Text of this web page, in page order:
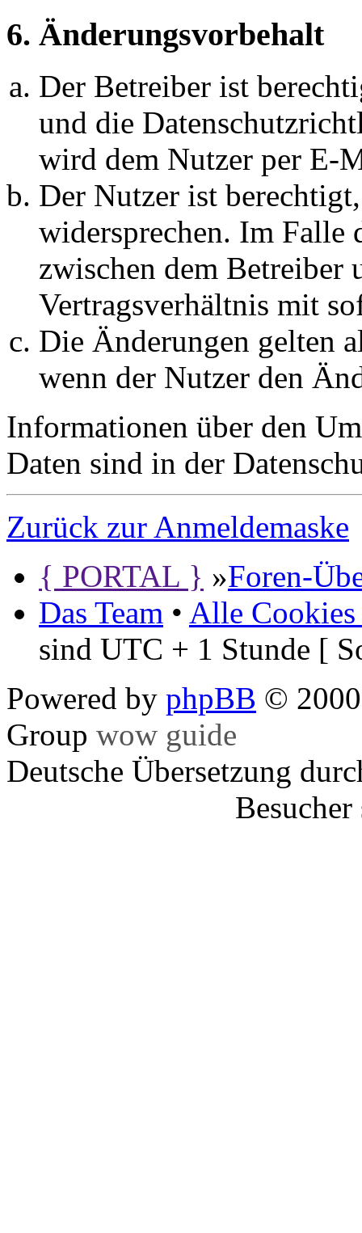
6. Änderungsvorbehalt
Der Betreiber ist
und die
wird dem Nutzer per E-
Der Nutzer ist
widersprechen. Im Falle
zwischen dem Betreiber
Vertragsverhältnis mit
Die Änderungen gelten
wenn der Nutzer den
Informationen über den
Daten sind in der
Zurück zur Anmeldemaske
{ PORTAL } »Foren-
Das Team • Alle Cookies
sind UTC + 1 Stunde [
Powered by phpBB ©
Group wow guide
Deutsche Übersetzung